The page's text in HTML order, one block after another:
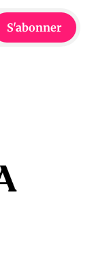
S'abonner